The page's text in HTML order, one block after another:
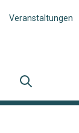
Veranstaltungen